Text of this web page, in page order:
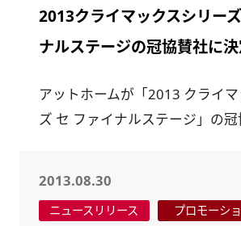
2013クライマックスシリー
ナルステージの冠協賛社に
アットホームが「2013 クライ
ズ セ ファイナルステージ」の
2013.08.30
ニュースリリース プロモーシ